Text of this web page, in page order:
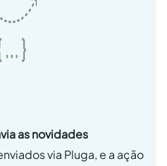
as novidades
via Pluga, e a ação